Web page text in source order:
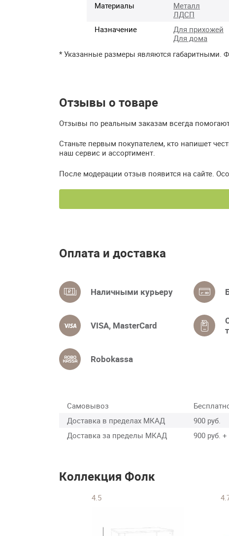
Материалы
Металл
ЛДСП
Назначение
Для прихожей
Для дома
* Указанные размеры являются габаритными.
Отзывы о товаре
Отзывы по реальным заказам всегда
Станьте первым покупателем, кто напишет
наш сервис и ассортимент.
После модерации отзыв появится на сайте.
Оплата и доставка
Наличными курьеру
VISA, MasterCard
Robokassa
Самовывоз
Доставка в пределах МКАД
900 руб.
Доставка за пределы МКАД
900 руб.
Коллекция Фолк
4.5